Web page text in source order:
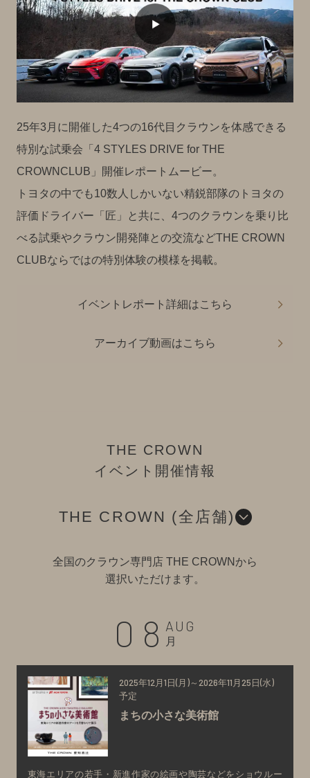
25年3月に開催した4つの16代目クラウンを体感できる
特別な試乗会「4 STYLES DRIVE for THE
CROWNCLUB」開催レポートムービー。
トヨタの中でも10数人しかいない精鋭部隊のトヨタの
評価ドライバー「匠」と共に、4つのクラウンを乗り比
べる試乗やクラウン開発陣との交流などTHE CROWN
CLUBならではの特別体験の模様を掲載。
イベントレポート詳細はこちら
アーカイブ動画はこちら
THE CROWN
イベント開催情報
THE CROWN (全店舗)
全国のクラウン専門店 THE CROWNから
選択いただけます。
08AUG
月
2025年12月1日(月)～2026年11月25日(水)
予定
まちの小さな美術館
東海エリアの若手・新進作家の絵画や陶芸などをショウルー